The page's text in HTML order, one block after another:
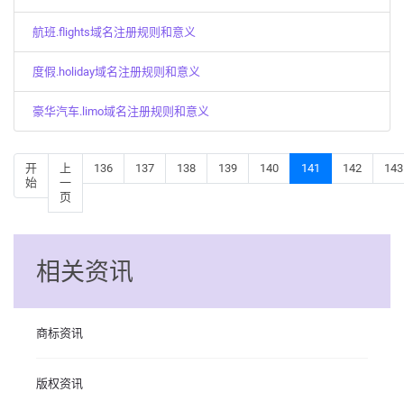
航班.flights域名注册规则和意义
度假.holiday域名注册规则和意义
豪华汽车.limo域名注册规则和意义
开
始
上
一
页
136 137 138 139 140 141 142 143
相关资讯
商标资讯
版权资讯